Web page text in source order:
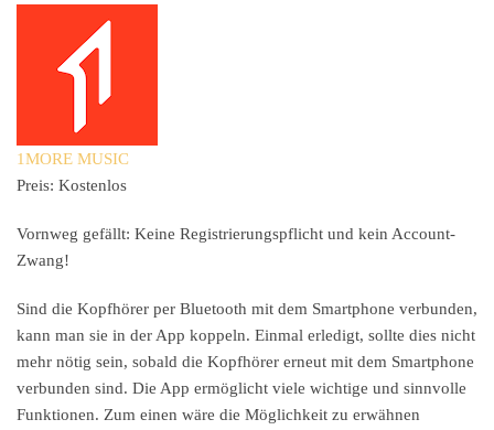
1MORE MUSIC
Preis: Kostenlos
Vornweg gefällt: Keine Registrierungspflicht und kein Account-
Zwang!
Sind die Kopfhörer per Bluetooth mit dem Smartphone verbunden,
kann man sie in der App koppeln. Einmal erledigt, sollte dies nicht
mehr nötig sein, sobald die Kopfhörer erneut mit dem Smartphone
verbunden sind. Die App ermöglicht viele wichtige und sinnvolle
Funktionen. Zum einen wäre die Möglichkeit zu erwähnen